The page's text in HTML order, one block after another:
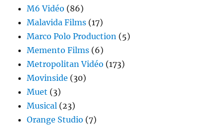
M6 Vidéo (86)
Malavida Films (17)
Marco Polo Production (5)
Memento Films (6)
Metropolitan Vidéo (173)
Movinside (30)
Muet (3)
Musical (23)
Orange Studio (7)